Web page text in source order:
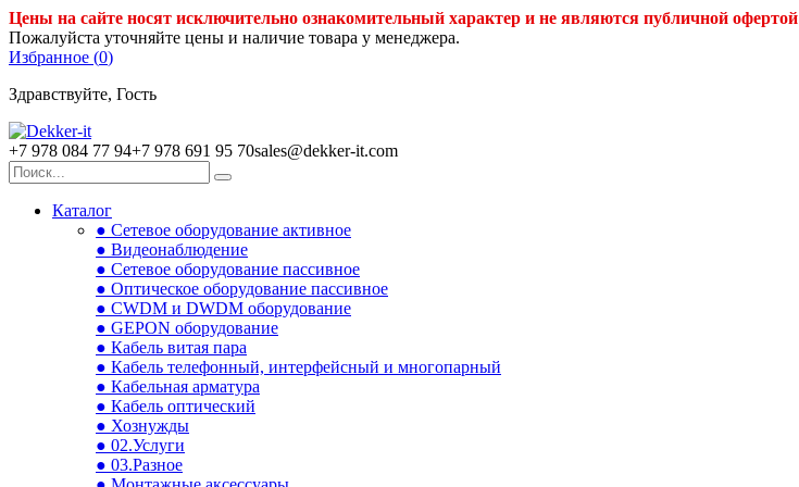
Цены на сайте носят исключительно ознакомительный характер и не являются публичной офертой
Пожалуйста уточняйте цены и наличие товара у менеджера.
Избранное (0)
Здравствуйте, Гость
+7 978 084 77 94+7 978 691 95 70sales@dekker-it.com
Каталог
● Сетевое оборудование активное
● Видеонаблюдение
● Сетевое оборудование пассивное
● Оптическое оборудование пассивное
● CWDM и DWDM оборудование
● GEPON оборудование
● Кабель витая пара
● Кабель телефонный, интерфейсный и многопарный
● Кабельная арматура
● Кабель оптический
● Хознужды
● 02.Услуги
● 03.Разное